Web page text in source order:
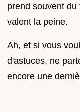
prend souvent
valent la peine.
Ah, et si vous
d'astuces, ne
encore une